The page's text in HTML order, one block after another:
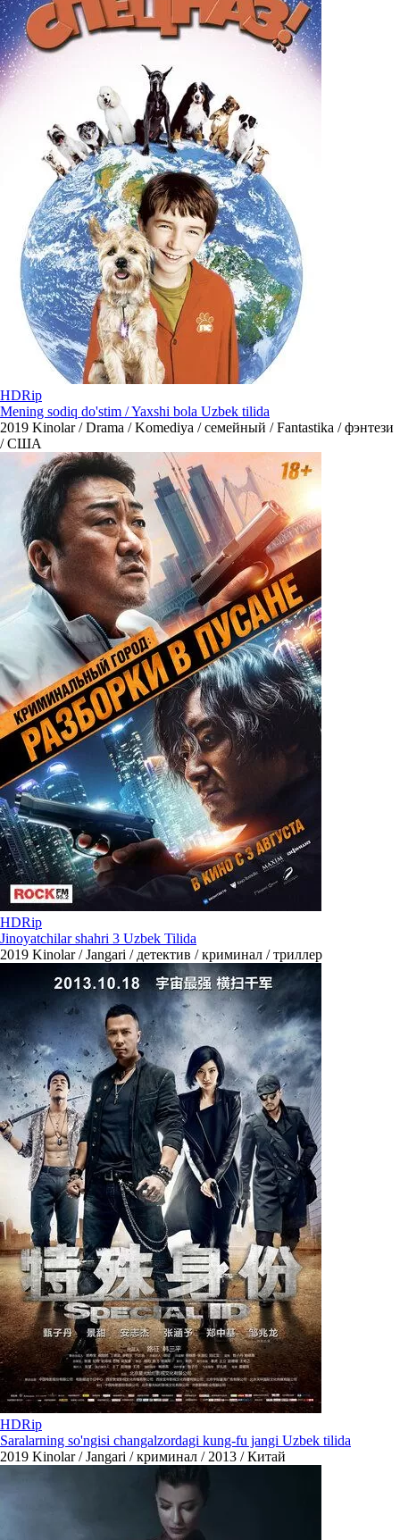
HDRip
Mening sodiq do'stim / Yaxshi bola Uzbek tilida
2019 Kinolar / Drama / Komediya / семейный / Fantastika / фэнтези
/ США
HDRip
Jinoyatchilar shahri 3 Uzbek Tilida
2019 Kinolar / Jangari / детектив / криминал / триллер
HDRip
Saralarning so'ngisi changalzordagi kung-fu jangi Uzbek tilida
2019 Kinolar / Jangari / криминал / 2013 / Китай